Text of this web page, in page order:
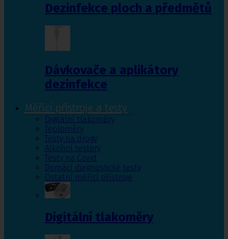
Dezinfekce ploch a předmětů
Dávkovače a aplikátory
dezinfekce
Měřící přístroje a testy
Digitální tlakoměry
Teploměry
Testy na drogy
Alkohol testery
Testy na Covid
Domácí diagnostické testy
Ostatní měřící přístroje
Digitální tlakoměry